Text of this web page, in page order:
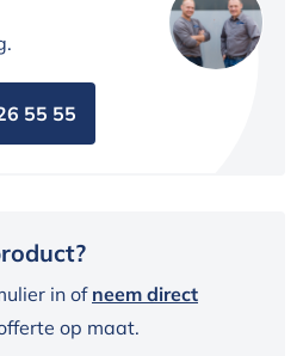
55 55
in of neem direct
op maat.